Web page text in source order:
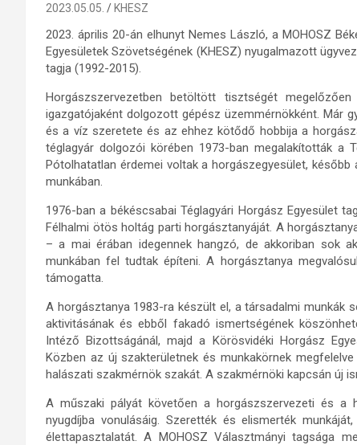
2023.05.05. KHESZ
2023. április 20-án elhunyt Nemes László, a MOHOSZ
Egyesületek Szövetségének (KHESZ) nyugalmazott
tagja (1992-2015).
Horgászszervezetben betöltött tisztségét
igazgatójaként dolgozott gépész üzemmérnökként. Már
és a víz szeretete és az ehhez kötődő hobbija a
téglagyár dolgozói körében 1973-ban megalakították a
Pótolhatatlan érdemei voltak a horgászegyesület,
munkában.
1976-ban a békéscsabai Téglagyári Horgász Egyesület
Félhalmi ötös holtág parti horgásztanyáját. A
– a mai érában idegennek hangzó, de akkoriban sok
munkában fel tudtak építeni. A horgásztanya
támogatta.
A horgásztanya 1983-ra készült el, a társadalmi munkák
aktivitásának és ebből fakadó ismertségének
Intéző Bizottságánál, majd a Körösvidéki Horgász
Közben az új szakterületnek és munkakörnek
halászati szakmérnök szakát. A szakmérnöki kapcsán új
A műszaki pályát követően a horgászszervezeti és a
nyugdíjba vonulásáig. Szerették és elismerték
élettapasztalatát. A MOHOSZ Választmányi tagsága